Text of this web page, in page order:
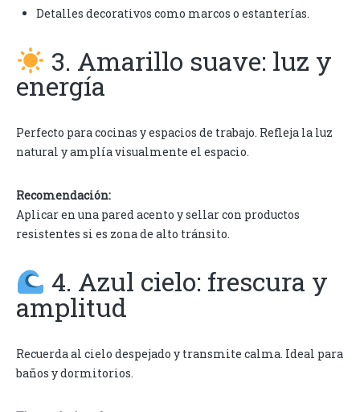
Detalles decorativos como marcos o estanterías.
3. Amarillo suave: luz y
energía
Perfecto para cocinas y espacios de trabajo. Refleja la luz
natural y amplía visualmente el espacio.
Recomendación:
Aplicar en una pared acento y sellar con productos
resistentes si es zona de alto tránsito.
4. Azul cielo: frescura y
amplitud
Recuerda al cielo despejado y transmite calma. Ideal para
baños y dormitorios.